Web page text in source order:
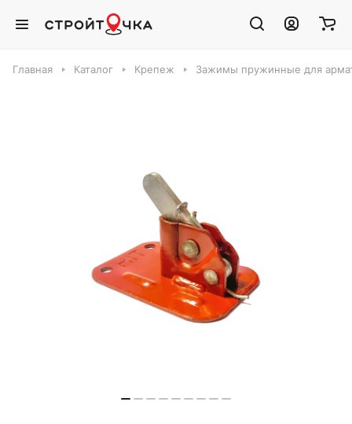
Главная Каталог Крепеж Зажимы пружинные для